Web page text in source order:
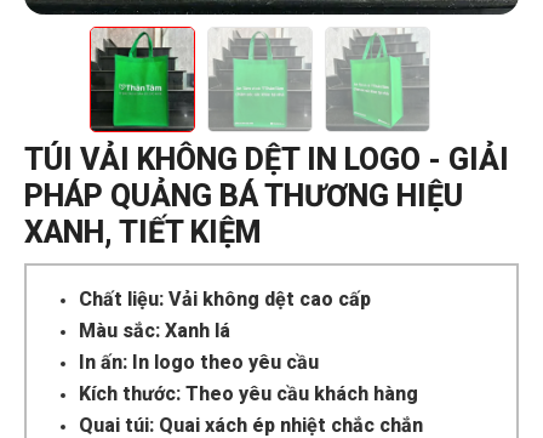
TÚI VẢI KHÔNG DỆT IN LOGO - GIẢI
PHÁP QUẢNG BÁ THƯƠNG HIỆU
XANH, TIẾT KIỆM
Chất liệu: Vải không dệt cao cấp
Màu sắc: Xanh lá
In ấn: In logo theo yêu cầu
Kích thước: Theo yêu cầu khách hàng
Quai túi: Quai xách ép nhiệt chắc chắn